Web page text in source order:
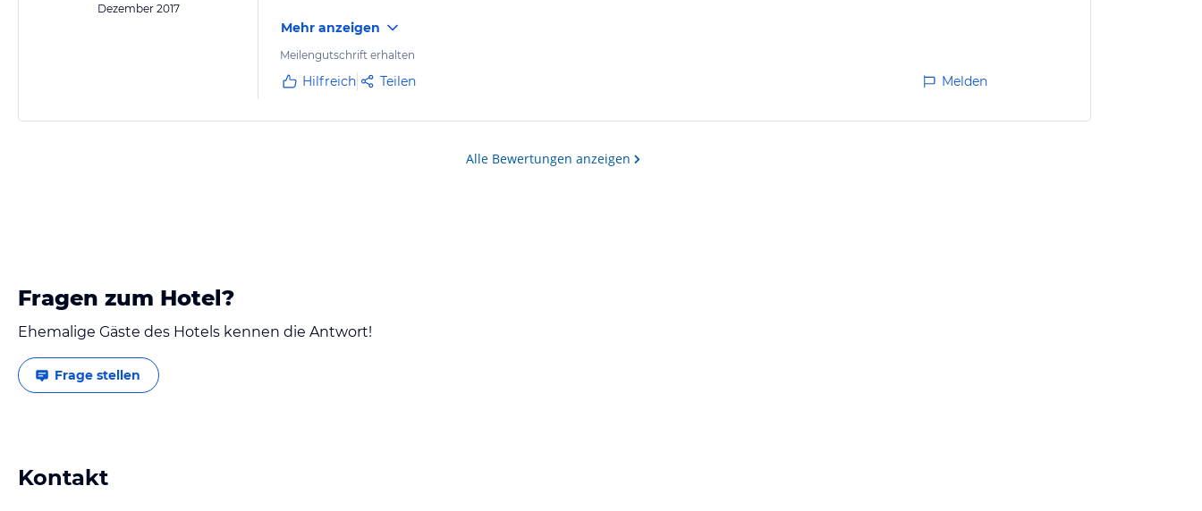
Dezember 2017
Mehr anzeigen
Meilengutschrift erhalten
Hilfreich Teilen Melden
Alle Bewertungen anzeigen
Fragen zum Hotel?
Ehemalige Gäste des Hotels kennen die Antwort!
Frage stellen
Kontakt